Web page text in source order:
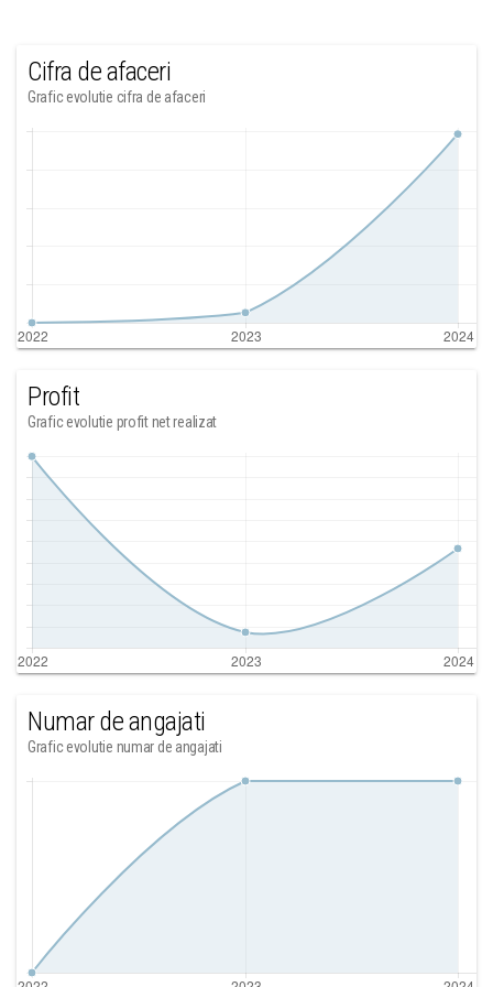
Cifra de afaceri
Grafic evolutie cifra de afaceri
Profit
Grafic evolutie profit net realizat
Numar de angajati
Grafic evolutie numar de angajati